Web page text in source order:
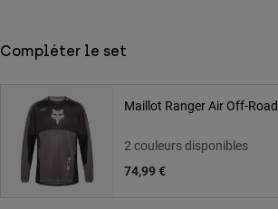
Compléter le set
Maillot Ranger Air Off-Road
2 couleurs disponibles
74,99 €